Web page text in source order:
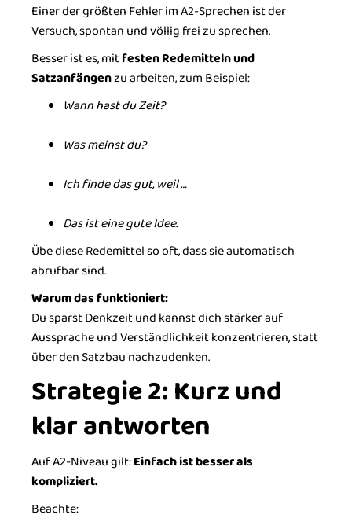
Einer der größten Fehler im A2-Sprechen ist der
Versuch, spontan und völlig frei zu sprechen.
Besser ist es, mitfesten Redemitteln und
Satzanfängenzu arbeiten, zum Beispiel:
Wann hast du Zeit?
Was meinst du?
Ich finde das gut, weil …
Das ist eine gute Idee.
Übe diese Redemittel so oft, dass sie automatisch
abrufbar sind.
Warum das funktioniert:
Du sparst Denkzeit und kannst dich stärker auf
Aussprache und Verständlichkeit konzentrieren, statt
über den Satzbau nachzudenken.
Strategie 2: Kurz und
klar antworten
Auf A2-Niveau gilt:Einfach ist besser als
kompliziert.
Beachte: